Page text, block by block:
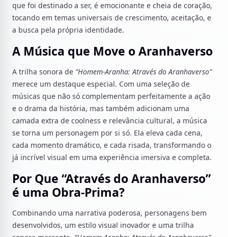
que foi destinado a ser, é emocionante e cheia de coração,
tocando em temas universais de crescimento, aceitação, e
a busca pela própria identidade.
A Música que Move o Aranhaverso
A trilha sonora de “Homem-Aranha: Através do Aranhaverso”
merece um destaque especial. Com uma seleção de
músicas que não só complementam perfeitamente a ação
e o drama da história, mas também adicionam uma
camada extra de coolness e relevância cultural, a música
se torna um personagem por si só. Ela eleva cada cena,
cada momento dramático, e cada risada, transformando o
já incrível visual em uma experiência imersiva e completa.
Por Que “Através do Aranhaverso”
é uma Obra-Prima?
Combinando uma narrativa poderosa, personagens bem
desenvolvidos, um estilo visual inovador e uma trilha